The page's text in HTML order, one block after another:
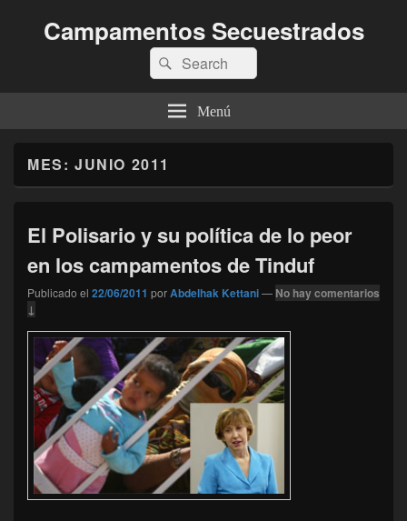
Campamentos Secuestrados
Buscar
por:
Buscar
Menú
MES: JUNIO 2011
El Polisario y su política de lo peor
en los campamentos de Tinduf
Publicado el 22/06/2011 porAbdelhak Kettani— No hay comentarios
↓